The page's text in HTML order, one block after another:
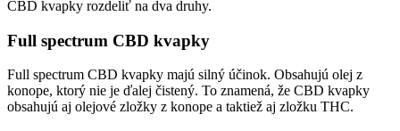
CBD kvapky rozdeliť na dva druhy.
Full spectrum CBD kvapky
Full spectrum CBD kvapky majú silný účinok. Obsahujú olej z
konope, ktorý nie je ďalej čistený. To znamená, že CBD kvapky
obsahujú aj olejové zložky z konope a taktiež aj zložku THC.